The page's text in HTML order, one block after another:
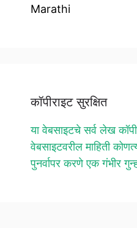
Marathi
कॉपीराइट सुरक्षित
या वेबसाइटचे सर्व लेख
वेबसाइटवरील माहिती
पुनर्वापर करणे एक गंभीर